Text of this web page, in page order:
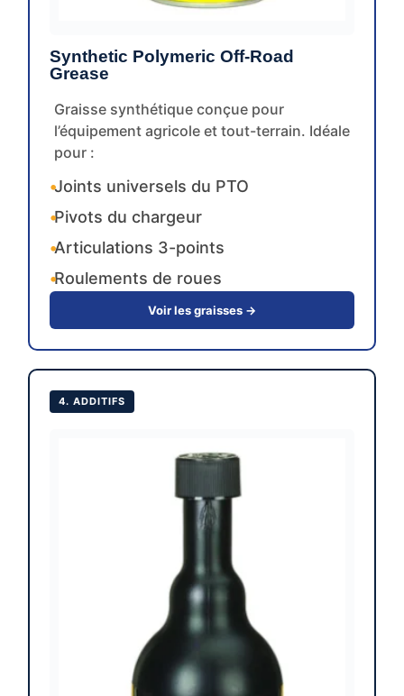
Synthetic Polymeric Off-Road
Grease
Graisse synthétique conçue pour
l’équipement agricole et tout-terrain. Idéale
pour :
•Joints universels du PTO
•Pivots du chargeur
•Articulations 3-points
•Roulements de roues
Voir les graisses →
4. ADDITIFS